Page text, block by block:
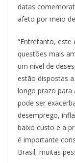
datas
afeto por meio
“Entretanto,
questões mais
um nível de
estão dispostas
longo prazo para
pode ser
desemprego,
baixo custo e a
é importante
Brasil, muitas